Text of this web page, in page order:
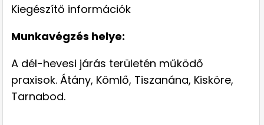
Kiegészítő információk
Munkavégzés helye:
A dél-hevesi járás területén működő
praxisok. Átány, Kömlő, Tiszanána, Kisköre,
Tarnabod.